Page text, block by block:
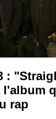
:
rap